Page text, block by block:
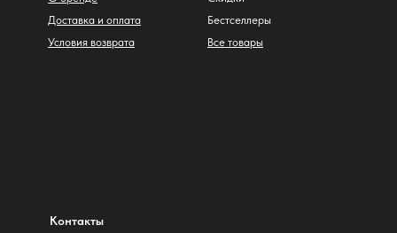
Контакты
Все товары
Бестселлеры
Условия возврата
Доставка и оплата